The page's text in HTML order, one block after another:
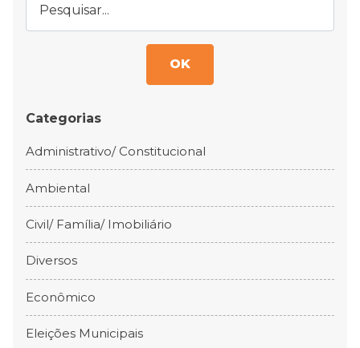
OK
Categorias
Administrativo/ Constitucional
Ambiental
Civil/ Família/ Imobiliário
Diversos
Econômico
Eleições Municipais